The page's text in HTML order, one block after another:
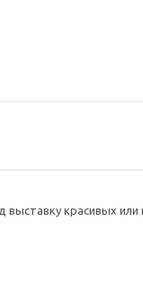
красивых или